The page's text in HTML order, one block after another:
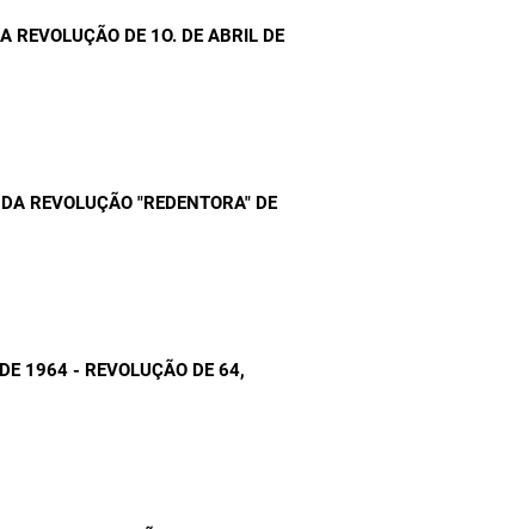
REVOLUÇÃO DE 1O. DE ABRIL DE
REVOLUÇÃO "REDENTORA" DE
1964 - REVOLUÇÃO DE 64,